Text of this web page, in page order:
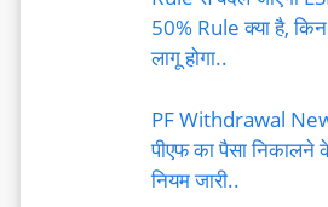
50% Rule क्या है, किन
लागू होगा..
PF Withdrawal
पीएफ का पैसा निकालने
नियम जारी..